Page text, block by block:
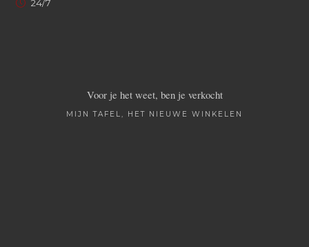
24/7
Voor je het weet, ben je verkocht
MIJN TAFEL, HET NIEUWE WINKELEN